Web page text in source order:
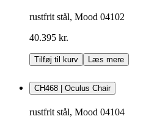
rustfrit stål, Mood 04102
40.395 kr.
Tilføj til kurv Læs mere
CH468 | Oculus Chair
rustfrit stål, Mood 04104